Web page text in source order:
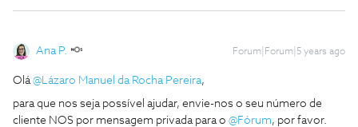
Ana P. Forum|Forum|5 years ago
Olá@Lázaro Manuel da Rocha Pereira,
para que nos seja possível ajudar, envie-nos o seu número de
cliente NOS por mensagem privada para o @Fórum, por favor.